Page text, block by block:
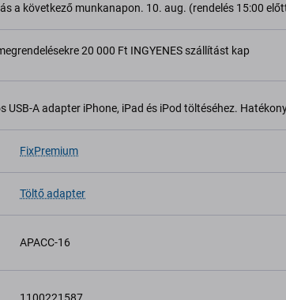
a következő munkanapon. 10. aug. (rendelés 15:00
20 000 Ft INGYENES szállítást kap
USB-A adapter iPhone, iPad és iPod töltéséhez.
FixPremium
Töltő adapter
APACC-16